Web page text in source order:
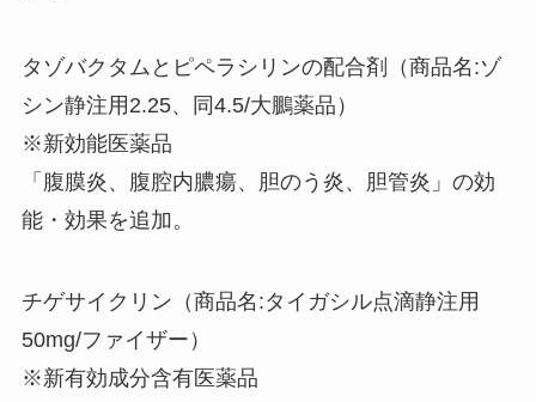
タゾバクタムとピペラシリンの配合剤（商品名:ゾ
シン静注用2.25、同4.5/大鵬薬品）
※新効能医薬品
「腹膜炎、腹腔内膿瘍、胆のう炎、胆管炎」の効
能・効果を追加。
チゲサイクリン（商品名:タイガシル点滴静注用
50mg/ファイザー）
※新有効成分含有医薬品